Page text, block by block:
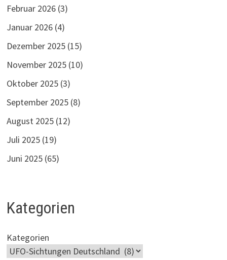
Februar 2026 (3)
Januar 2026 (4)
Dezember 2025 (15)
November 2025 (10)
Oktober 2025 (3)
September 2025 (8)
August 2025 (12)
Juli 2025 (19)
Juni 2025 (65)
Kategorien
Kategorien